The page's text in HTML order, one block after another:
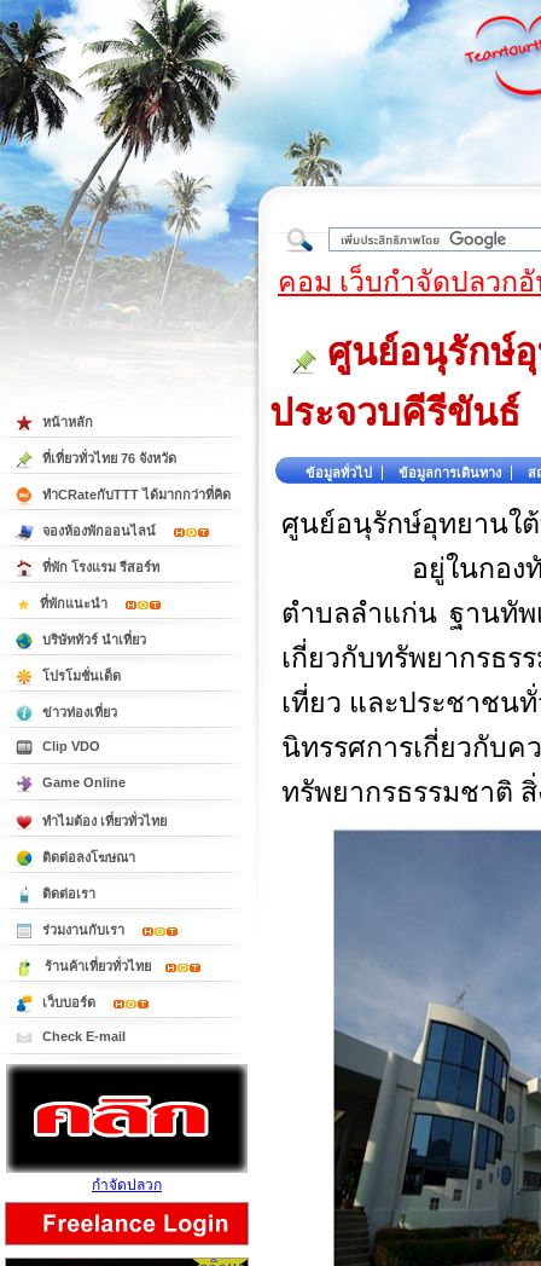
ต้
คอม เว็บกำจัดปลวก
ศูนย์อนุรักษ์
ประจวบคีรีขันธ์
ข้อมูลทั่วไป ข้อมูลการเดินทาง ส
ศูนย์อนุรักษ์อุทยานใ
อยู่ในกองทัพเรื
ตำบลลำแก่น ฐานทัพ
เกี่ยวกับทรัพยากรธร
เที่ยว และประชาชน
นิทรรศการเกี่ยวกับ
ทรัพยากรธรรมชาติ
หน้าหลัก
ที่เที่ยวทั่วไทย 76 จังหวัด
ทำCRateกับTTT ได้มากกว่าที่คิด
จองห้องพักออนไลน์
ที่พัก โรงแรม รีสอร์ท
ที่พักแนะนำ
บริษัททัวร์ นำเที่ยว
โปรโมชั่นเด็ด
ข่าวท่องเที่ยว
Clip VDO
Game Online
ทำไมต้อง เที่ยวทั่วไทย
ติดต่อลงโฆษณา
ติดต่อเรา
ร่วมงานกับเรา
ร้านค้าเที่ยวทั่วไทย
เว็บบอร์ด
Check E-mail
กำจัดปลวก